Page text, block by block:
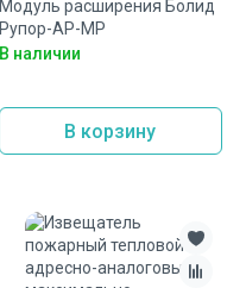
Модуль расширения Болид
Рупор-АР-МР
В наличии
В корзину